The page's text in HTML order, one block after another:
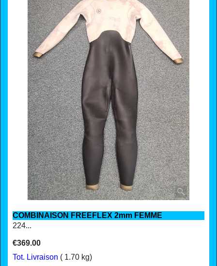
COMBINAISON FREEFLEX 2mm FEMME
224...
€369.00
Tot. Livraison
1.70 kg